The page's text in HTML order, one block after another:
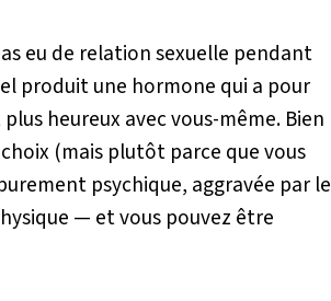
eu de relation sexuelle pendant
produit une hormone qui a pour
heureux avec vous-même. Bien
(mais plutôt parce que vous
psychique, aggravée par le
— et vous pouvez être